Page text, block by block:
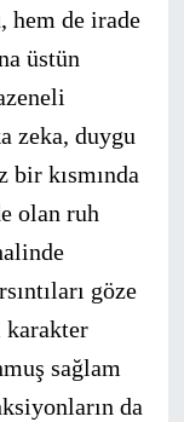
hem de irade
üstün
zeka, duygu
bir kısmında
olan ruh
göze
karakter
sağlam
da